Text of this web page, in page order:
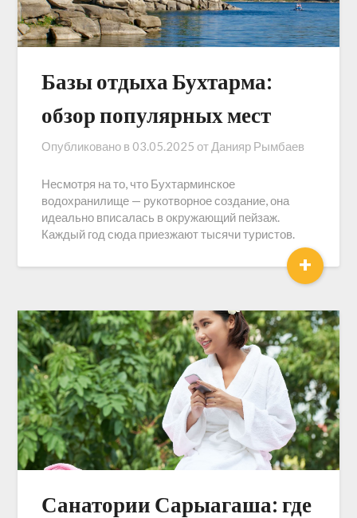
Базы отдыха Бухтарма:
обзор популярных мест
Опубликовано в 03.05.2025 от Данияр Рымбаев
Несмотря на то, что Бухтарминское
водохранилище — рукотворное создание, она
идеально вписалась в окружающий пейзаж.
Каждый год сюда приезжают тысячи туристов.
+
Санатории Сарыагаша: где